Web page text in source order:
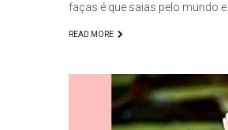
faças é que saias pelo mundo e…
READ MORE